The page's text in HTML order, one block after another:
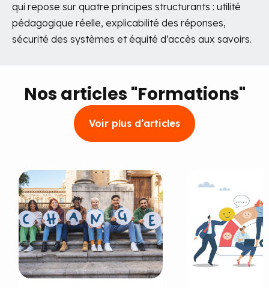
qui repose sur quatre principes structurants : utilité
pédagogique réelle, explicabilité des réponses,
sécurité des systèmes et équité d’accès aux savoirs.
Nos articles "Formations"
Voir plus d’articles